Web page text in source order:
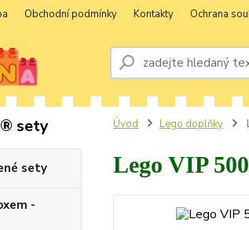
Obchodní podmínky Kontakty Ochrana
sety
sety
-
Úvod Lego doplňky
Lego VIP